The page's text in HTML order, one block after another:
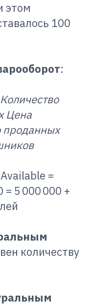
этом
100
:
Цена
проданных
Available =
5 000 000 +
количеству